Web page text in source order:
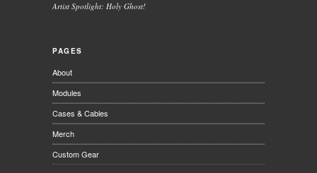
Artist Spotlight: Holy Ghost!
PAGES
About
Modules
Cases & Cables
Merch
Custom Gear